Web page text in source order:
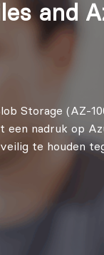
and
Storage (AZ-
nadruk op
te houden